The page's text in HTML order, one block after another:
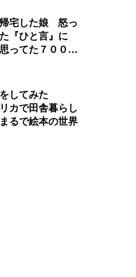
宅した娘 怒っ
『ひと言』に
ってた７００倍
してみた
で田舎暮らし
るで絵本の世界